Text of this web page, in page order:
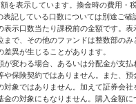
を表示しています。換金時の費用・
記している口数については別途ご確
表示口数当たり課税前の金額です。表
まで、その他のファンドは整数部のみ
異が生じることがあります。
が変わる場合、あるいは分配金が支払
や保険契約ではありません。また、預
対象ではありません。加えて証券会社
金の対象にもなりません。購入金額に